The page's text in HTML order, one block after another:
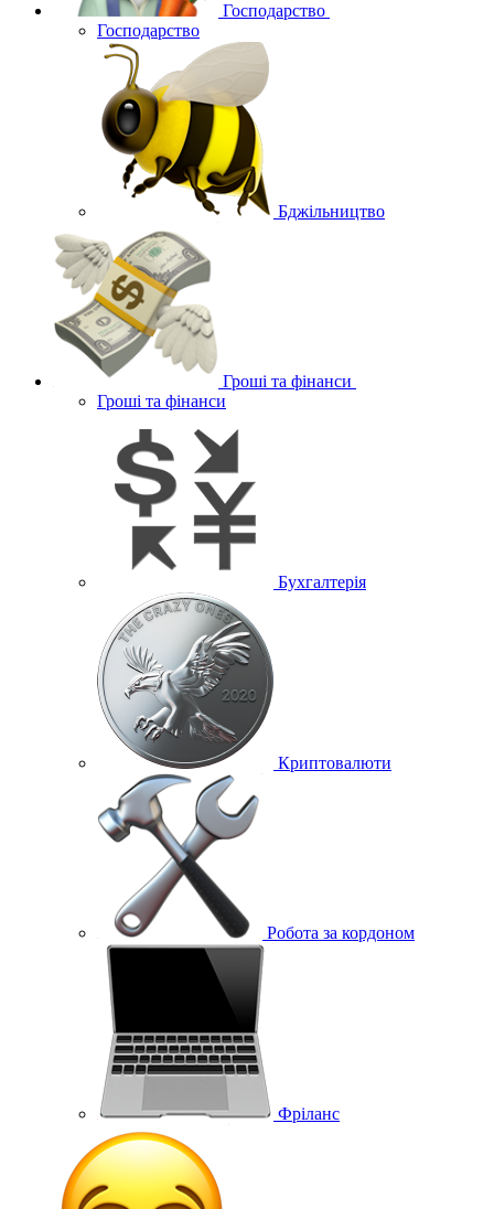
Господарство
Господарство
Бджільництво
Гроші та фінанси
Гроші та фінанси
Бухгалтерія
Криптовалюти
Робота за кордоном
Фріланс